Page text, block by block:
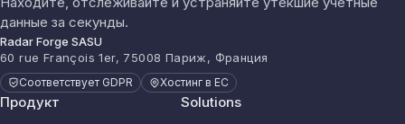
данные за секунды.
Radar Forge SASU
60 rue François 1er, 75008 Париж, Франция
Соответствует GDPR Хостинг в ЕС
Продукт Solutions